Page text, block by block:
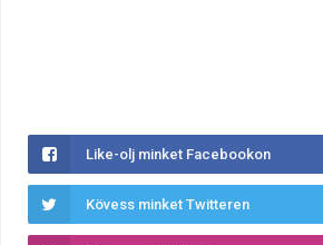
Like-olj minket Facebookon
Kövess minket Twitteren